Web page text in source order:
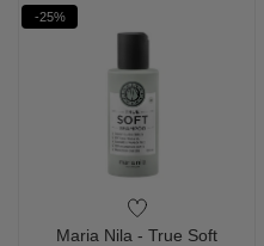
-25%
Maria Nila - True Soft